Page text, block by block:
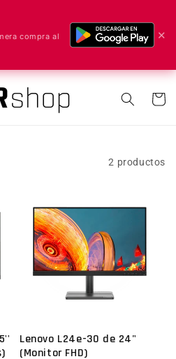
compra al
✕
todo el mundo! 🚀📦
Carrito
2 productos
Lenovo L24e-30 de 24"
(Monitor FHD)